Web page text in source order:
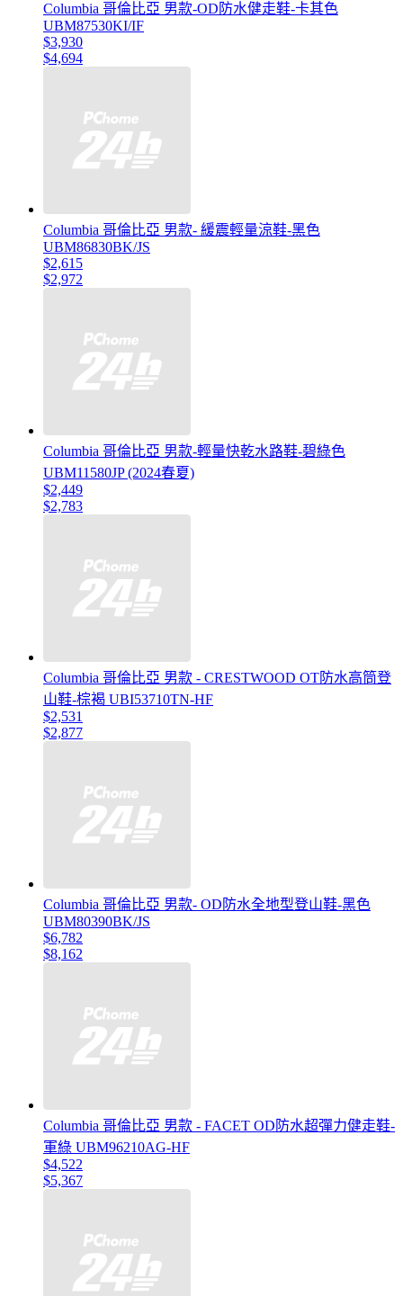
Columbia 哥倫比亞 男款-OD防水健走鞋-卡其色
UBM87530KI/IF
$3,930
$4,694
Columbia 哥倫比亞 男款- 緩震輕量涼鞋-黑色
UBM86830BK/JS
$2,615
$2,972
Columbia 哥倫比亞 男款-輕量快乾水路鞋-碧綠色
UBM11580JP (2024春夏)
$2,449
$2,783
Columbia 哥倫比亞 男款 - CRESTWOOD OT防水高筒登
山鞋-棕褐 UBI53710TN-HF
$2,531
$2,877
Columbia 哥倫比亞 男款- OD防水全地型登山鞋-黑色
UBM80390BK/JS
$6,782
$8,162
Columbia 哥倫比亞 男款 - FACET OD防水超彈力健走鞋-
軍綠 UBM96210AG-HF
$4,522
$5,367